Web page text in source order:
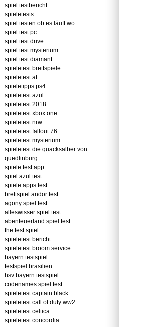
spiel testbericht
spieletests
spiel testen ob es läuft wo
spiel test pc
spiel test drive
spiel test mysterium
spiel test diamant
spieletest brettspiele
spieletest at
spieletipps ps4
spieletest azul
spieletest 2018
spieletest xbox one
spieletest nrw
spieletest fallout 76
spieletest mysterium
spieletest die quacksalber von
quedlinburg
spiele test app
spiel azul test
spiele apps test
brettspiel andor test
agony spiel test
alleswisser spiel test
abenteuerland spiel test
the test spiel
spieletest bericht
spieletest broom service
bayern testspiel
testspiel brasilien
hsv bayern testspiel
codenames spiel test
spieletest captain black
spieletest call of duty ww2
spieletest celtica
spieletest concordia